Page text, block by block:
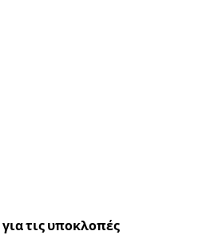
τις υποκλοπές